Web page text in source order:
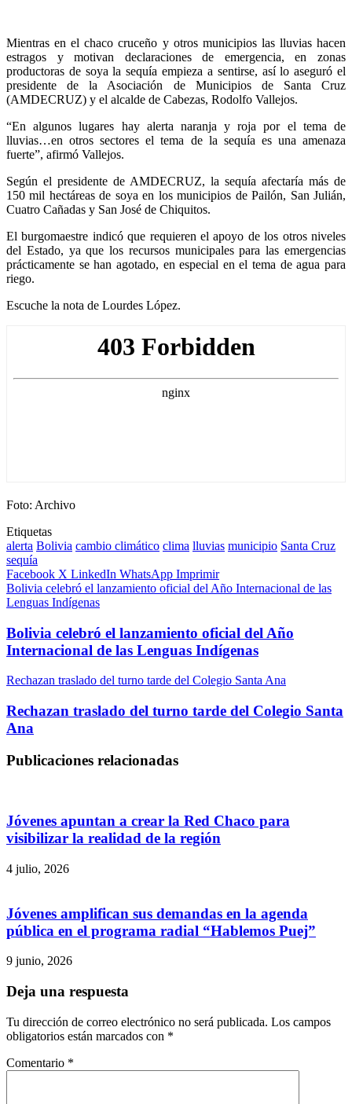
Mientras en el chaco cruceño y otros municipios las lluvias hacen
estragos y motivan declaraciones de emergencia, en zonas
productoras de soya la sequía empieza a sentirse, así lo aseguró el
presidente de la Asociación de Municipios de Santa Cruz
(AMDECRUZ) y el alcalde de Cabezas, Rodolfo Vallejos.
“En algunos lugares hay alerta naranja y roja por el tema de
lluvias…en otros sectores el tema de la sequía es una amenaza
fuerte”, afirmó Vallejos.
Según el presidente de AMDECRUZ, la sequía afectaría más de
150 mil hectáreas de soya en los municipios de Pailón, San Julián,
Cuatro Cañadas y San José de Chiquitos.
El burgomaestre indicó que requieren el apoyo de los otros niveles
del Estado, ya que los recursos municipales para las emergencias
prácticamente se han agotado, en especial en el tema de agua para
riego.
Escuche la nota de Lourdes López.
Foto: Archivo
Etiquetas
alerta Bolivia cambio climático clima lluvias municipio Santa Cruz
sequía
Facebook X LinkedIn WhatsApp Imprimir
Bolivia celebró el lanzamiento oficial del Año Internacional de las
Lenguas Indígenas
Bolivia celebró el lanzamiento oficial del Año
Internacional de las Lenguas Indígenas
Rechazan traslado del turno tarde del Colegio Santa Ana
Rechazan traslado del turno tarde del Colegio Santa
Ana
Publicaciones relacionadas
Jóvenes apuntan a crear la Red Chaco para
visibilizar la realidad de la región
4 julio, 2026
Jóvenes amplifican sus demandas en la agenda
pública en el programa radial “Hablemos Puej”
9 junio, 2026
Deja una respuesta
Tu dirección de correo electrónico no será publicada. Los campos
obligatorios están marcados con *
Comentario *